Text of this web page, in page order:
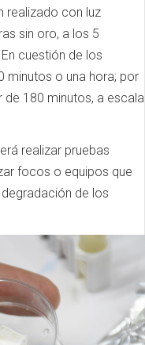
realizado con luz
sin oro, a los 5
cuestión de los
minutos o una hora; por
180 minutos, a escala
realizar pruebas
focos o equipos que
de los